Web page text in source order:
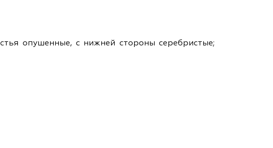
опушенные, с нижней стороны серебристые;